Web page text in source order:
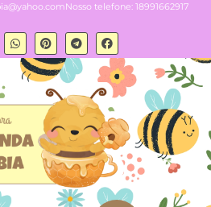
Nosso telefone: 18991662917